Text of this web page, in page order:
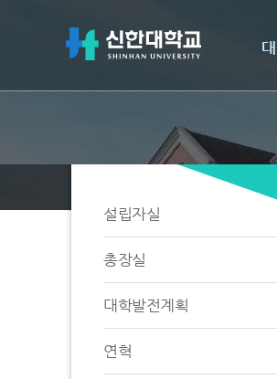
설립자실
총장실
대학발전계획
연혁